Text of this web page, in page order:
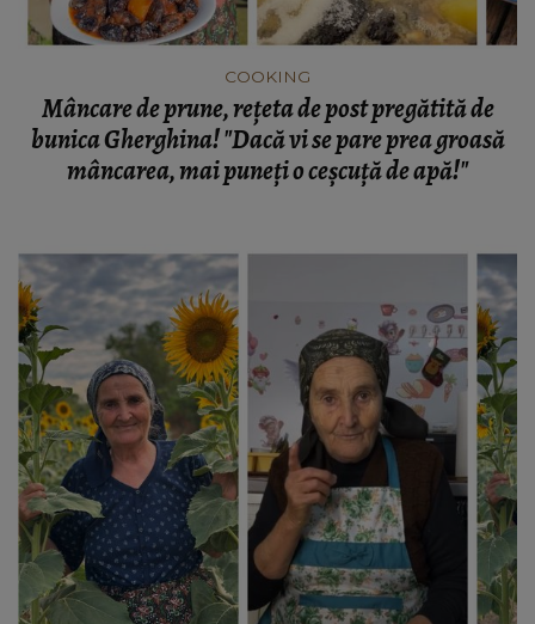
COOKING
Mâncare de prune, rețeta de post pregătită de
bunica Gherghina! "Dacă vi se pare prea groasă
mâncarea, mai puneți o ceșcuță de apă!"